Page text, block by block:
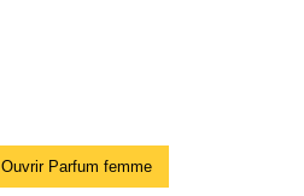
Ouvrir Parfum femme